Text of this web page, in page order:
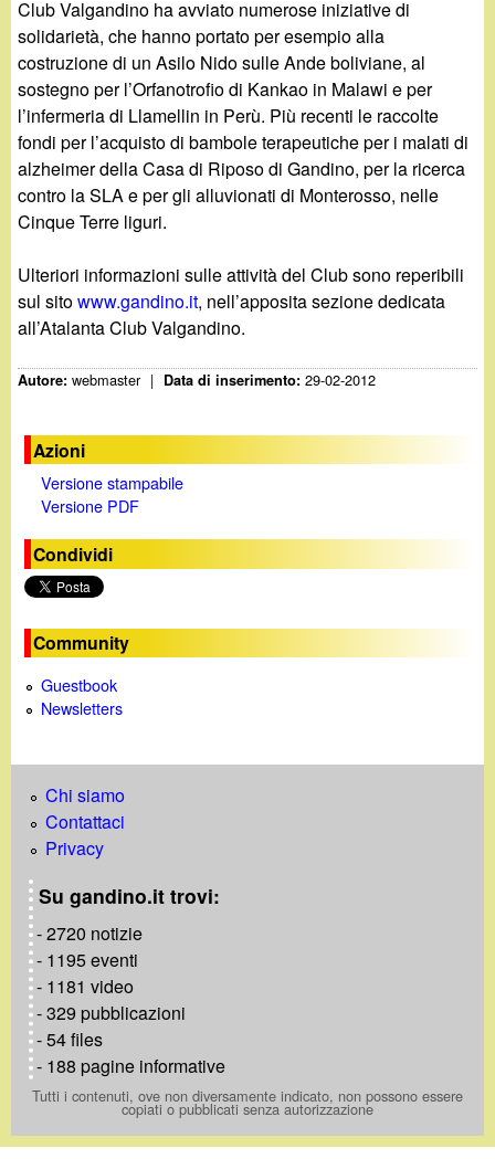
Club Valgandino ha avviato numerose iniziative di
solidarietà, che hanno portato per esempio alla
costruzione di un Asilo Nido sulle Ande boliviane, al
sostegno per l’Orfanotrofio di Kankao in Malawi e per
l’infermeria di Llamellin in Perù. Più recenti le raccolte
fondi per l’acquisto di bambole terapeutiche per i malati di
alzheimer della Casa di Riposo di Gandino, per la ricerca
contro la SLA e per gli alluvionati di Monterosso, nelle
Cinque Terre liguri.
Ulteriori informazioni sulle attività del Club sono reperibili
sul sitowww.gandino.it, nell’apposita sezione dedicata
all’Atalanta Club Valgandino.
Autore:webmaster | Data di inserimento:29-02-2012
Azioni
Versione stampabile
Versione PDF
Condividi
Community
Guestbook
Newsletters
Chi siamo
Contattaci
Privacy
Su gandino.it trovi:
- 2720 notizie
- 1195 eventi
- 1181 video
- 329 pubblicazioni
- 54 files
- 188 pagine informative
Tutti i contenuti, ove non diversamente indicato, non possono essere
copiati o pubblicati senza autorizzazione